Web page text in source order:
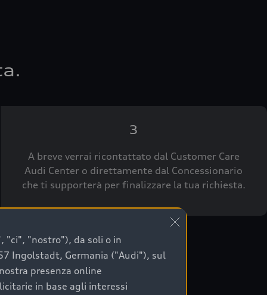
3
A breve verrai ricontattato dal Customer Care
Audi Center o direttamente dal Concessionario
che ti supporterà per finalizzare la tua richiesta.
"ci", "nostro"), da soli o in
Ingolstadt, Germania ("Audi"), sul
presenza online
in base agli interessi